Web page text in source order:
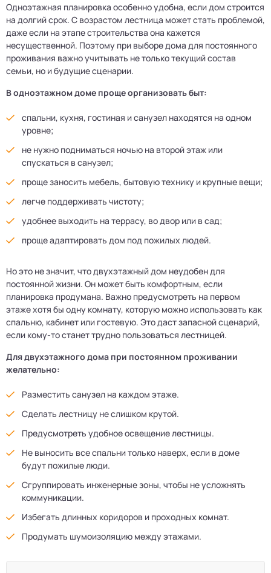
Одноэтажная планировка особенно удобна, если дом строится
на долгий срок. С возрастом лестница может стать проблемой,
даже если на этапе строительства она кажется
несущественной. Поэтому при выборе дома для постоянного
проживания важно учитывать не только текущий состав
семьи, но и будущие сценарии.
В одноэтажном доме проще организовать быт:
спальни, кухня, гостиная и санузел находятся на одном
уровне;
не нужно подниматься ночью на второй этаж или
спускаться в санузел;
проще заносить мебель, бытовую технику и крупные вещи;
легче поддерживать чистоту;
удобнее выходить на террасу, во двор или в сад;
проще адаптировать дом под пожилых людей.
Но это не значит, что двухэтажный дом неудобен для
постоянной жизни. Он может быть комфортным, если
планировка продумана. Важно предусмотреть на первом
этаже хотя бы одну комнату, которую можно использовать как
спальню, кабинет или гостевую. Это даст запасной сценарий,
если кому-то станет трудно пользоваться лестницей.
Для двухэтажного дома при постоянном проживании
желательно:
Разместить санузел на каждом этаже.
Сделать лестницу не слишком крутой.
Предусмотреть удобное освещение лестницы.
Не выносить все спальни только наверх, если в доме
будут пожилые люди.
Сгруппировать инженерные зоны, чтобы не усложнять
коммуникации.
Избегать длинных коридоров и проходных комнат.
Продумать шумоизоляцию между этажами.